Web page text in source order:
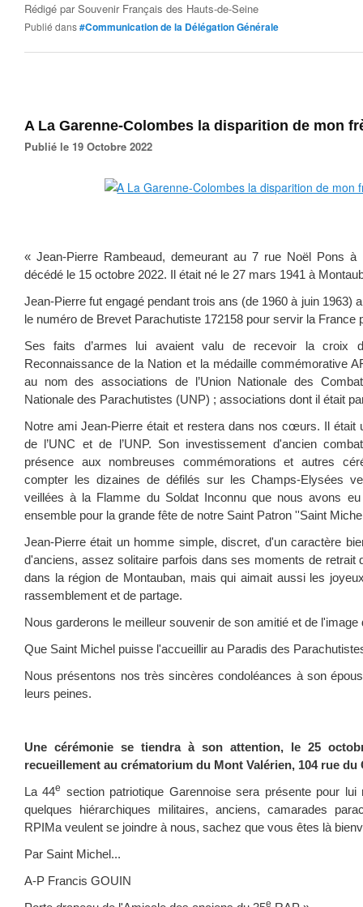
Rédigé parSouvenir Français des Hauts-de-Seine
Publié dans#Communication de la Délégation Générale
A La Garenne-Colombes la disparition de mon
Publié le 19 Octobre 2022
« Jean-Pierre Rambeaud, demeurant au 7 rue Noël Pons à
décédé le 15 octobre 2022. Il était né le 27 mars 1941 à
Jean-Pierre fut engagé pendant trois ans (de 1960 à juin 1963)
le numéro de Brevet Parachutiste 172158 pour servir la France
Ses faits d’armes lui avaient valu de recevoir la croix
Reconnaissance de la Nation et la médaille commémorative
au nom des associations de l’Union Nationale des
Nationale des Parachutistes (UNP) ; associations dont il était
Notre ami Jean-Pierre était et restera dans nos cœurs. Il était
de l’UNC et de l’UNP. Son investissement d'ancien
présence aux nombreuses commémorations et autres
compter les dizaines de défilés sur les Champs-Elysées
veillées à la Flamme du Soldat Inconnu que nous avons
ensemble pour la grande fête de notre Saint Patron ''Saint
Jean-Pierre était un homme simple, discret, d'un caractère
d'anciens, assez solitaire parfois dans ses moments de retrait
dans la région de Montauban, mais qui aimait aussi les
rassemblement et de partage.
Nous garderons le meilleur souvenir de son amitié et de
Que Saint Michel puisse l'accueillir au Paradis des
Nous présentons nos très sincères condoléances à son
leurs peines.
Une cérémonie se tiendra à son attention, le 25
recueillement au crématorium du Mont Valérien, 104 rue du
La 44e section patriotique Garennoise sera présente pour
quelques hiérarchiques militaires, anciens, camarades
RPIMa veulent se joindre à nous, sachez que vous êtes là
Par Saint Michel...
A-P Francis GOUIN
e